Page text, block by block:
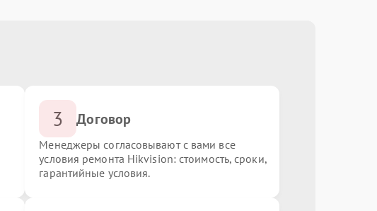
3 Договор
Менеджеры согласовывают с вами все
условия ремонта Hikvision: стоимость, сроки,
гарантийные условия.